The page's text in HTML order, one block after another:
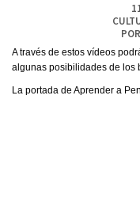
POR
A través de estos vídeos
algunas posibilidades de los
La portada de Aprender a